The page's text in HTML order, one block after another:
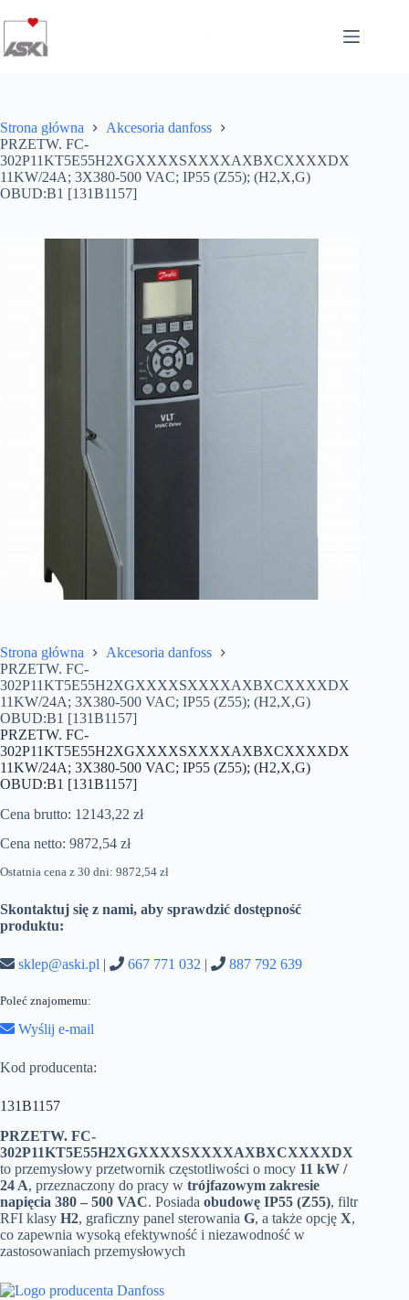
do
treści
Strona główna
Akcesoria danfoss
PRZETW. FC-
302P11KT5E55H2XGXXXXSXXXXAXBXCXXXXDX
11KW/24A; 3X380-500 VAC; IP55 (Z55); (H2,X,G)
OBUD:B1 [131B1157]
Strona główna
Akcesoria danfoss
PRZETW. FC-
302P11KT5E55H2XGXXXXSXXXXAXBXCXXXXDX
11KW/24A; 3X380-500 VAC; IP55 (Z55); (H2,X,G)
OBUD:B1 [131B1157]
PRZETW. FC-
302P11KT5E55H2XGXXXXSXXXXAXBXCXXXXDX
11KW/24A; 3X380-500 VAC; IP55 (Z55); (H2,X,G)
OBUD:B1 [131B1157]
Cena brutto: 12143,22 zł
Cena netto: 9872,54 zł
Ostatnia cena z 30 dni: 9872,54 zł
Skontaktuj się z nami, aby sprawdzić dostępność
produktu:
sklep@aski.pl | 667 771 032 | 887 792 639
Poleć znajomemu:
Wyślij e-mail
Kod producenta:
131B1157
PRZETW. FC-
302P11KT5E55H2XGXXXXSXXXXAXBXCXXXXDX
to przemysłowy przetwornik częstotliwości o mocy 11 kW /
24 A, przeznaczony do pracy w trójfazowym zakresie
napięcia 380 – 500 VAC. Posiada obudowę IP55 (Z55), filtr
RFI klasy H2, graficzny panel sterowania G, a także opcję X,
co zapewnia wysoką efektywność i niezawodność w
zastosowaniach przemysłowych